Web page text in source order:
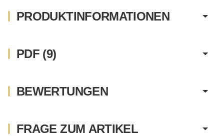
PRODUKTINFORMATIONEN
PDF (9)
BEWERTUNGEN
FRAGE ZUM ARTIKEL